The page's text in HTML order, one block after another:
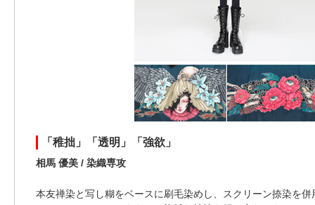
「稚拙」「透明」「強欲」
相馬 優美 / 染織専攻
本友禅染と写し糊をベースに刷毛染めし、スクリーン捺染を